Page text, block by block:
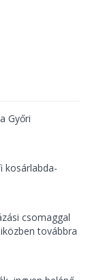
Győri
kosárlabda-
csomaggal
továbbra